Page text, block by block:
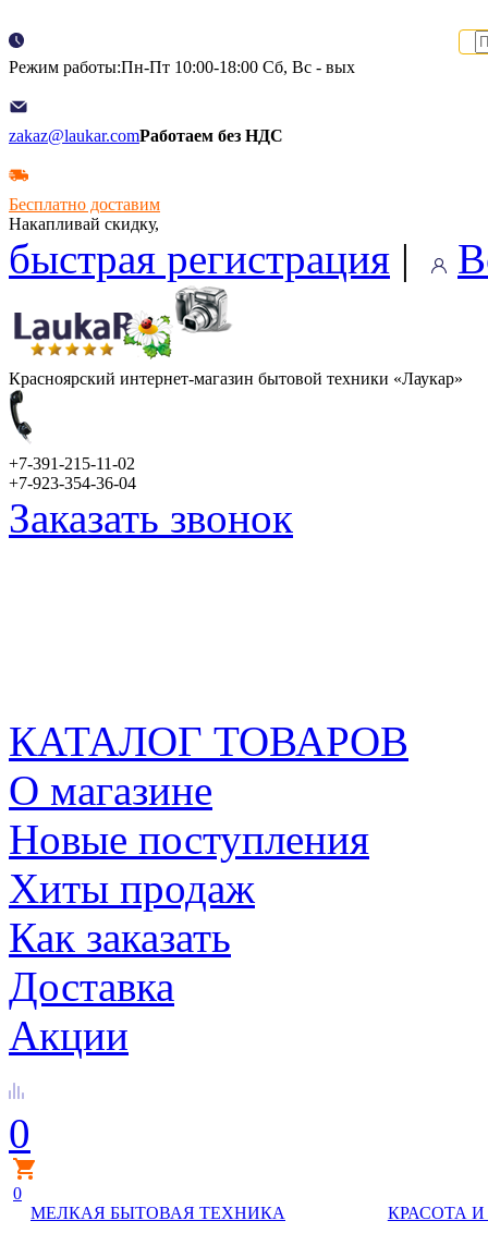
Режим работы:Пн-Пт 10:00-18:00 Сб, Вс - вых
zakaz@laukar.comРаботаем без НДС
Бесплатно доставим
Накапливай скидку,
быстрая регистрация |
Красноярский интернет-магазин бытовой техники «Лаукар»
+7-391-215-11-02
+7-923-354-36-04
Заказать звонок
КАТАЛОГ ТОВАРОВ
О магазине
Новые поступления
Хиты продаж
Как заказать
Доставка
Акции
0
0
МЕЛКАЯ БЫТОВАЯ ТЕХНИКА
КРАСОТА И